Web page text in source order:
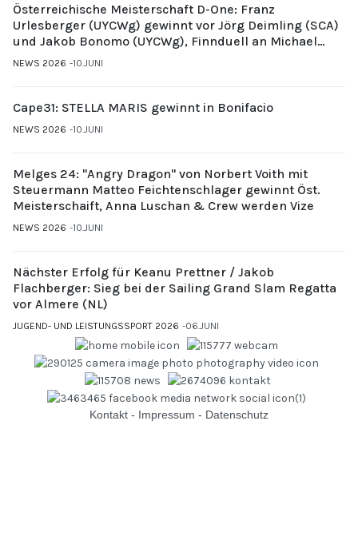
Österreichische Meisterschaft D-One: Franz
Urlesberger (UYCWg) gewinnt vor Jörg Deimling (SCA)
und Jakob Bonomo (UYCWg), Finnduell an Michael
Gubi (UYCMo)
NEWS 2026 10.JUNI
Cape31: STELLA MARIS gewinnt in Bonifacio
NEWS 2026 10.JUNI
Melges 24: "Angry Dragon" von Norbert Voith mit
Steuermann Matteo Feichtenschlager gewinnt Öst.
Meisterschaift, Anna Luschan & Crew werden Vize
NEWS 2026 10.JUNI
Nächster Erfolg für Keanu Prettner / Jakob
Flachberger: Sieg bei der Sailing Grand Slam Regatta
vor Almere (NL)
JUGEND- UND LEISTUNGSSPORT 2026 06.JUNI
Kontakt - Impressum - Datenschutz